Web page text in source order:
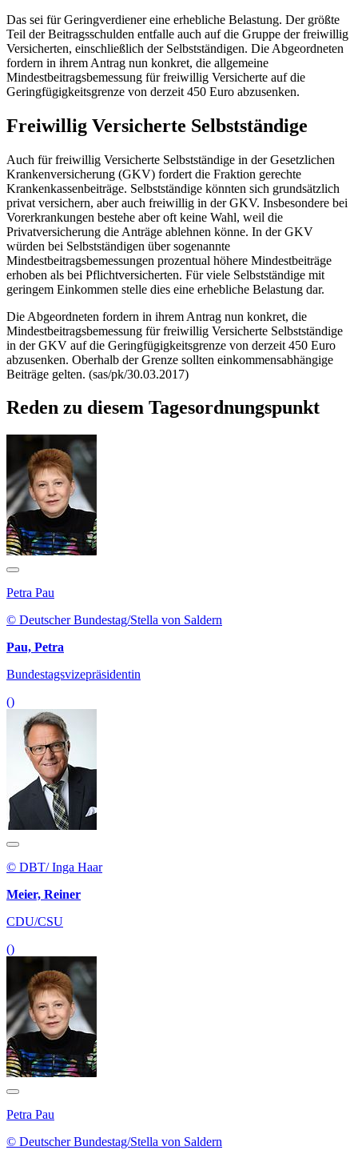
Das sei für Geringverdiener eine erhebliche Belastung. Der größte
Teil der Beitragsschulden entfalle auch auf die Gruppe der freiwillig
Versicherten, einschließlich der Selbstständigen. Die Abgeordneten
fordern in ihrem Antrag nun konkret, die allgemeine
Mindestbeitragsbemessung für freiwillig Versicherte auf die
Geringfügigkeitsgrenze von derzeit 450 Euro abzusenken.
Freiwillig Versicherte Selbstständige
Auch für freiwillig Versicherte Selbstständige in der Gesetzlichen
Krankenversicherung (GKV) fordert die Fraktion gerechte
Krankenkassenbeiträge. Selbstständige könnten sich grundsätzlich
privat versichern, aber auch freiwillig in der GKV. Insbesondere bei
Vorerkrankungen bestehe aber oft keine Wahl, weil die
Privatversicherung die Anträge ablehnen könne. In der GKV
würden bei Selbstständigen über sogenannte
Mindestbeitragsbemessungen prozentual höhere Mindestbeiträge
erhoben als bei Pflichtversicherten. Für viele Selbstständige mit
geringem Einkommen stelle dies eine erhebliche Belastung dar.
Die Abgeordneten fordern in ihrem Antrag nun konkret, die
Mindestbeitragsbemessung für freiwillig Versicherte Selbstständige
in der GKV auf die Geringfügigkeitsgrenze von derzeit 450 Euro
abzusenken. Oberhalb der Grenze sollten einkommensabhängige
Beiträge gelten. (sas/pk/30.03.2017)
Reden zu diesem Tagesordnungspunkt
Petra Pau
© Deutscher Bundestag/Stella von Saldern
Pau, Petra
Bundestagsvizepräsidentin
()
© DBT/ Inga Haar
Meier, Reiner
CDU/CSU
()
Petra Pau
© Deutscher Bundestag/Stella von Saldern